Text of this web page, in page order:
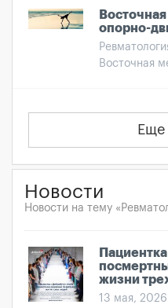
опорно-
Восточная
Еще
Новости
Новости на тему
жизни
13 мая, 2026